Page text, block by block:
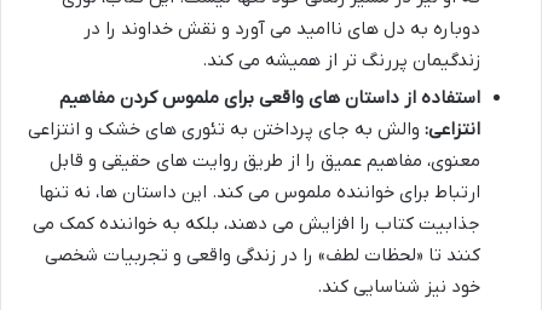
دوباره به دل های ناامید می آورد و نقش خداوند را در
زندگیمان پررنگ تر از همیشه می کند.
استفاده از داستان های واقعی برای ملموس کردن مفاهیم
انتزاعی: والش به جای پرداختن به تئوری های خشک و انتزاعی
معنوی، مفاهیم عمیق را از طریق روایت های حقیقی و قابل
ارتباط برای خواننده ملموس می کند. این داستان ها، نه تنها
جذابیت کتاب را افزایش می دهند، بلکه به خواننده کمک می
کنند تا «لحظات لطف» را در زندگی واقعی و تجربیات شخصی
خود نیز شناسایی کند.